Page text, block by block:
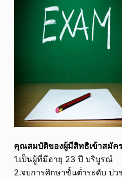
คุณสมบัติของผู้มีสิทธิเข้าสมัค
1.เป็นผู้ที่มีอายุ 23 ปี บริบูรณ์
2.จบการศึกษาขั้นต่ำระดับ ปว